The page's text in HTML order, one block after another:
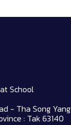
School
- Tha Song Yang
: Tak 63140